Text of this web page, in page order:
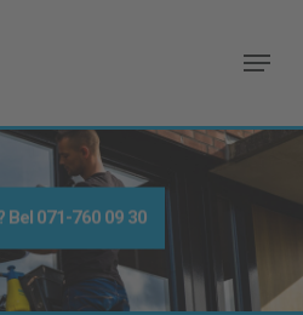
Menu
Bel 071-760 09 30